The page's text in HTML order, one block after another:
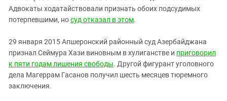
Адвокаты ходатайствовали признать обоих подсудимых
потерпевшими, носуд отказал в этом.
29 января 2015 Апшеронский районный суд Азербайджана
признал Сеймура Хази виновным в хулиганстве и приговорил
к пяти годам лишения свободы. Другой фигурант уголовного
дела Магеррам Гасанов получил шесть месяцев тюремного
заключения.